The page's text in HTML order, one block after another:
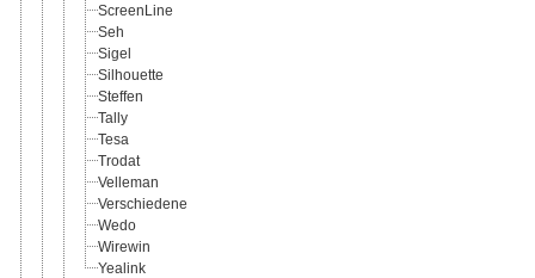
ScreenLine
Seh
Sigel
Silhouette
Steffen
Tally
Tesa
Trodat
Velleman
Verschiedene
Wedo
Wirewin
Yealink